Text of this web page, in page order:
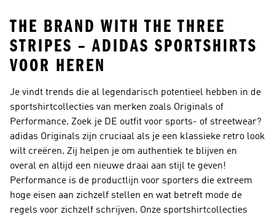
THE BRAND WITH THE THREE
STRIPES – ADIDAS SPORTSHIRTS
VOOR HEREN
Je vindt trends die al legendarisch potentieel hebben in de
sportshirtcollecties van merken zoals Originals of
Performance. Zoek je DE outfit voor sports- of streetwear?
adidas Originals zijn cruciaal als je een klassieke retro look
wilt creëren. Zij helpen je om authentiek te blijven en
overal en altijd een nieuwe draai aan stijl te geven!
Performance is de productlijn voor sporters die extreem
hoge eisen aan zichzelf stellen en wat betreft mode de
regels voor zichzelf schrijven. Onze sportshirtcollecties